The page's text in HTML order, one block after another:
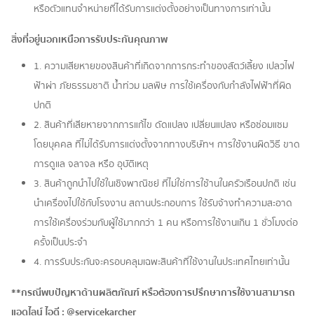
หรือตัวแทนจำหน่ายที่ได้รับการแต่งตั้งอย่างเป็นทางการเท่านั้น
สิ่งที่อยู่นอกเหนือการรับประกันคุณภาพ
1. ความเสียหายของสินค้าที่เกิดจากการกระทำของสัตว์เลี้ยง เปลวไฟ
ฟ้าผ่า ภัยธรรมชาติ น้ำท่วม มลพิษ การใช้เครื่องกับกำลังไฟฟ้าที่ผิด
ปกติ
2. สินค้าที่เสียหายจากการแก้ไข ดัดแปลง เปลี่ยนแปลง หรือซ่อมแซม
โดยบุคคล ที่ไม่ได้รับการแต่งตั้งจากทางบริษัทฯ การใช้งานผิดวิธี ขาด
การดูแล จลาจล หรือ อุบัติเหตุ
3. สินค้าถูกนำไปใช้ในเชิงพาณิชย์ ที่ไม่ใช่การใช้านในครัวเรือนปกติ เช่น
นำเครื่องไปใช้กับโรงงาน สถานประกอบการ ใช้รับจ้างทำความสะอาด
การใช้เครื่องร่วมกับผู้ใช้มากกว่า 1 คน หรือการใช้งานเกิน 1 ชั่วโมงต่อ
ครั้งเป็นประจำ
4. การรับประกันจะครอบคลุมเฉพะสินค้าที่ใช้งานในประเทศไทยเท่านั้น
**กรณีพบปัญหาด้านผลิตภัณฑ์ หรือต้องการปรึกษาการใช้งานสามารถ
แอดไลน์ ไอดี : @servicekarcher